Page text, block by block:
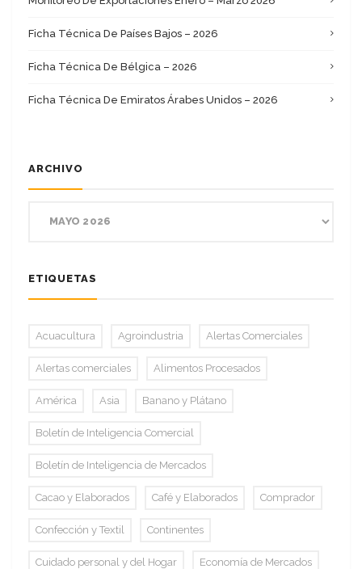
Ficha Técnica De Países Bajos – 2026
Ficha Técnica De Bélgica – 2026
Ficha Técnica De Emiratos Árabes Unidos – 2026
ARCHIVO
ETIQUETAS
Acuacultura Agroindustria Alertas Comerciales
Alertas comerciales Alimentos Procesados
América Asia Banano y Plátano
Boletín de Inteligencia Comercial
Boletín de Inteligencia de Mercados
Cacao y Elaborados Café y Elaborados Comprador
Confección y Textil Continentes
Cuidado personal y del Hogar Economía de Mercados